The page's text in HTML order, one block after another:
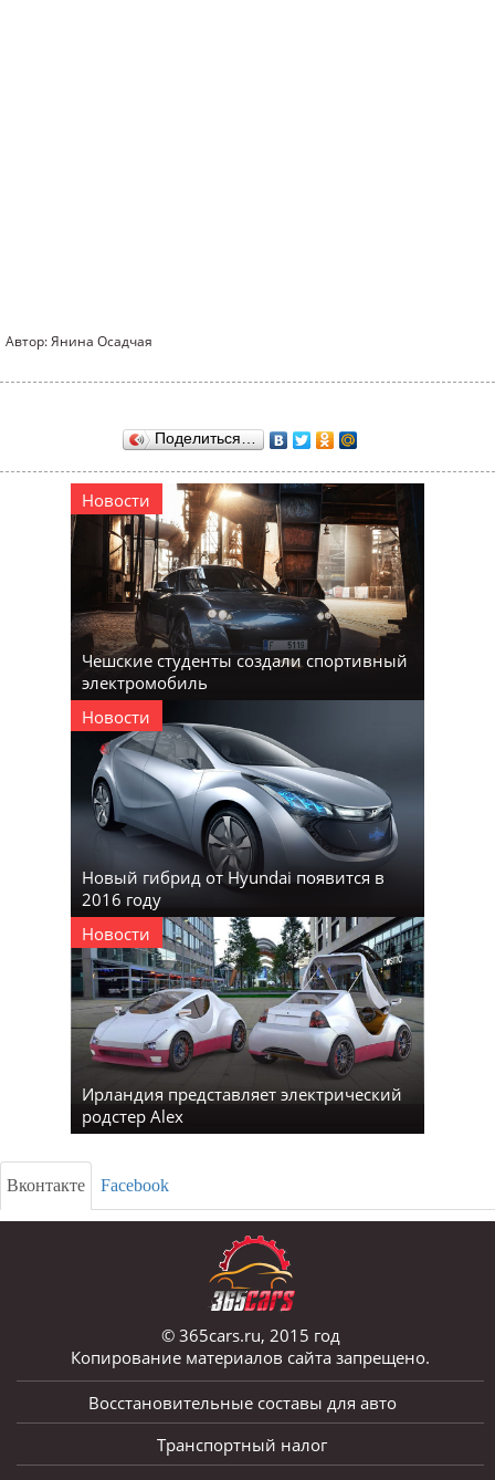
Автор: Янина Осадчая
Поделиться…
Новости
Чешские студенты создали спортивный
электромобиль
Новости
Новый гибрид от Hyundai появится в
2016 году
Новости
Ирландия представляет электрический
родстер Alex
Вконтакте Facebook
© 365cars.ru, 2015 год
Копирование материалов сайта запрещено.
Восстановительные составы для авто
Транспортный налог